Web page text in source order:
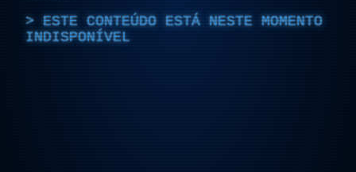
ESTE CONTEÚDO ESTÁ NESTE MOMENTO
INDISPONÍVEL